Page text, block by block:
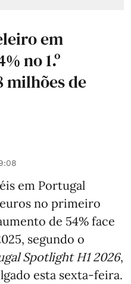
em
no 1.º
milhões de
em Portugal
no primeiro
de 54% face
segundo o
Spotlight H1 2026,
esta sexta-feira.